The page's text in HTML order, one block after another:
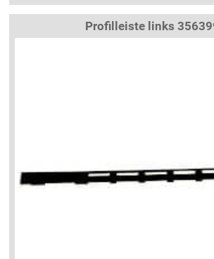
Profilleiste links